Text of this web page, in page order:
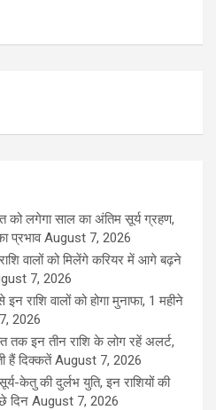
लगेगा साल का अंतिम सूर्य ग्रहण,
प्रभाव August 7, 2026
वालों को मिलेंगे करियर में आगे बढ़ने
7, 2026
राशि वालों को होगा मुनाफा, 1 महीने
2026
इन तीन राशि के लोग रहें अलर्ट,
हैं दिक्कतें August 7, 2026
केतु की दुर्लभ युति, इन राशियों की
दिन August 7, 2026